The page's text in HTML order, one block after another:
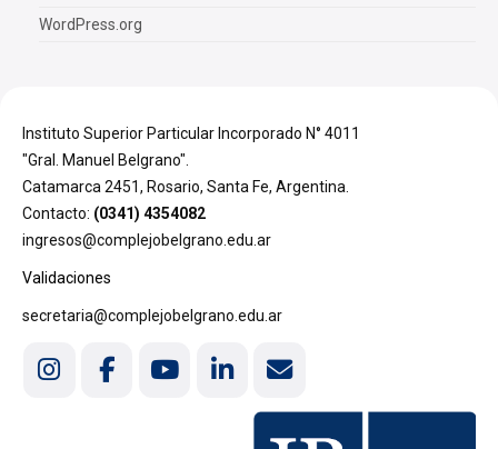
WordPress.org
Instituto Superior Particular Incorporado N° 4011
"Gral. Manuel Belgrano".
Catamarca 2451, Rosario, Santa Fe, Argentina.
Contacto: (0341) 4354082
ingresos@complejobelgrano.edu.ar
Validaciones
secretaria@complejobelgrano.edu.ar